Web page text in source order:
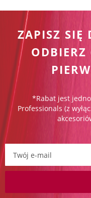
ZAPISZ SIĘ
*Rabat jest
Professionals (z
Zapisz się do newslettera: